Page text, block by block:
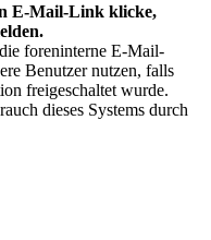
E-Mail-Link klicke,
foreninterne E-Mail-
Benutzer nutzen, falls
freigeschaltet wurde.
dieses Systems durch